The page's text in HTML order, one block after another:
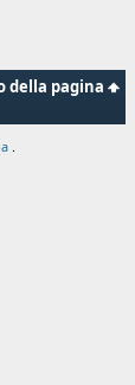
della pagina